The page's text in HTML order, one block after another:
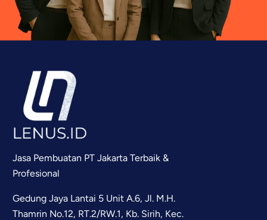
Jasa Pembuatan PT Jakarta Terbaik &
Profesional
Gedung Jaya Lantai 5 Unit A.6, Jl. M.H.
Thamrin No.12, RT.2/RW.1, Kb. Sirih, Kec.